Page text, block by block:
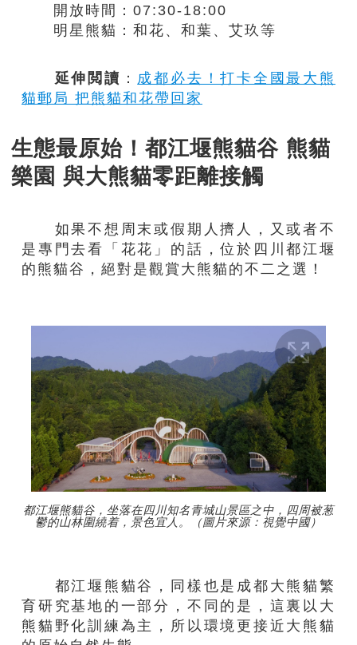
開放時間：07:30-18:00
明星熊貓：和花、和葉、艾玖等
延伸閲讀 ： 成都必去！打卡全國最大熊
貓郵局 把熊貓和花帶回家
生態最原始！都江堰熊貓谷 熊貓
樂園 與大熊貓零距離接觸
如果不想周末或假期人擠人，又或者不
是專門去看「花花」的話，位於四川都江堰
的熊貓谷，絕對是觀賞大熊貓的不二之選！
都江堰熊貓谷，坐落在四川知名青城山景區之中，四周被葱
鬱的山林圍繞着，景色宜人。（圖片來源：視覺中國）
都江堰熊貓谷，同樣也是成都大熊貓繁
育研究基地的一部分，不同的是，這裏以大
熊貓野化訓練為主，所以環境更接近大熊貓